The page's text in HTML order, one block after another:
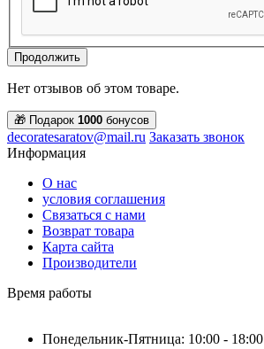
Продолжить
Нет отзывов об этом товаре.
🎁 Подарок 1000 бонусов
decoratesaratov@mail.ru Заказать звонок
Информация
О нас
условия соглашения
Связаться с нами
Возврат товара
Карта сайта
Производители
Время работы
Понедельник-Пятница: 10:00 - 18:00